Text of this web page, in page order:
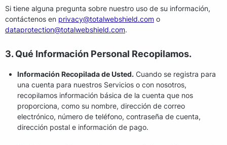
Si tiene alguna pregunta sobre nuestro uso de su información,
contáctenos en privacy@totalwebshield.com o
dataprotection@totalwebshield.com.
3. Qué Información Personal Recopilamos.
Información Recopilada de Usted. Cuando se registra para
una cuenta para nuestros Servicios o con nosotros,
recopilamos información básica de la cuenta que nos
proporciona, como su nombre, dirección de correo
electrónico, número de teléfono, contraseña de cuenta,
dirección postal e información de pago.